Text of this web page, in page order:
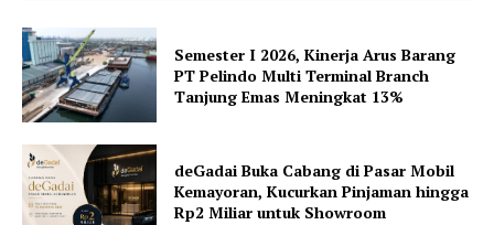
Semester I 2026, Kinerja Arus Barang
PT Pelindo Multi Terminal Branch
Tanjung Emas Meningkat 13%
deGadai Buka Cabang di Pasar Mobil
Kemayoran, Kucurkan Pinjaman hingga
Rp2 Miliar untuk Showroom